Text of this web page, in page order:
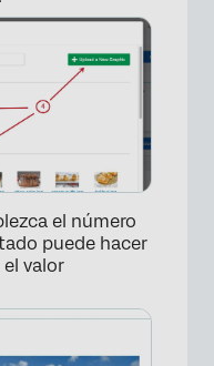
el número
puede hacer
el valor